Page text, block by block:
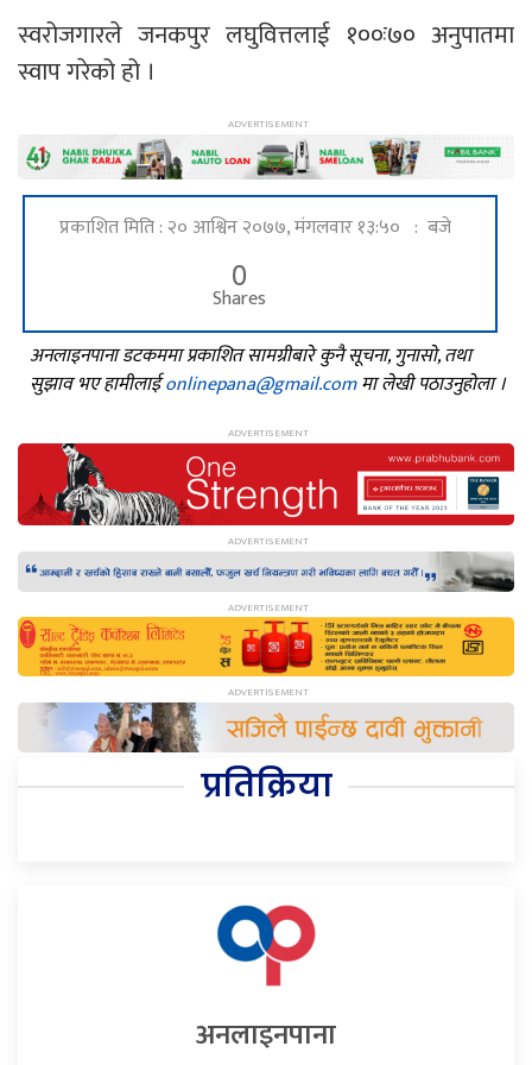
स्वरोजगारले जनकपुर लघुवित्तलाई १००ः७० अनुपातमा
स्वाप गरेको हो ।
प्रकाशित मिति : २० आश्विन २०७७, मंगलवार १३:५० : बजे
0
Shares
अनलाइनपाना डटकममा प्रकाशित सामग्रीबारे कुनै सूचना, गुनासो, तथा
सुझाव भए हामीलाईonlinepana@gmail.comमा लेखी पठाउनुहोला ।
प्रतिक्रिया
अनलाइनपाना